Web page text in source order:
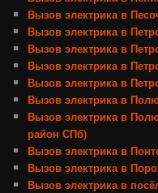
Вызов электрика в
Вызов электрика в
Вызов электрика в
Вызов электрика в
Вызов электрика в
Вызов электрика в
Вызов электрика в
район СПб)
Вызов электрика в
Вызов электрика в
Вызов электрика в